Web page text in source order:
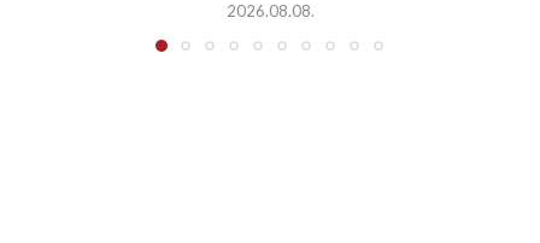
2026.08.08.